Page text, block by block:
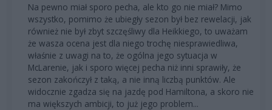
Na pewno miał sporo pecha, ale kto go nie miał? Mimo
wszystko, pomimo że ubiegły sezon był bez rewelacji, jak
również nie był zbyt szczęśliwy dla Heikkiego, to uważam
że wasza ocena jest dla niego trochę niesprawiedliwa,
właśnie z uwagi na to, że ogólna jego sytuacja w
McLarenie, jak i sporo więcej pecha niż inni sprawiły, że
sezon zakończył z taką, a nie inną liczbą punktów. Ale
widocznie zgadza się na jazdę pod Hamiltona, a skoro nie
ma większych ambicji, to już jego problem...